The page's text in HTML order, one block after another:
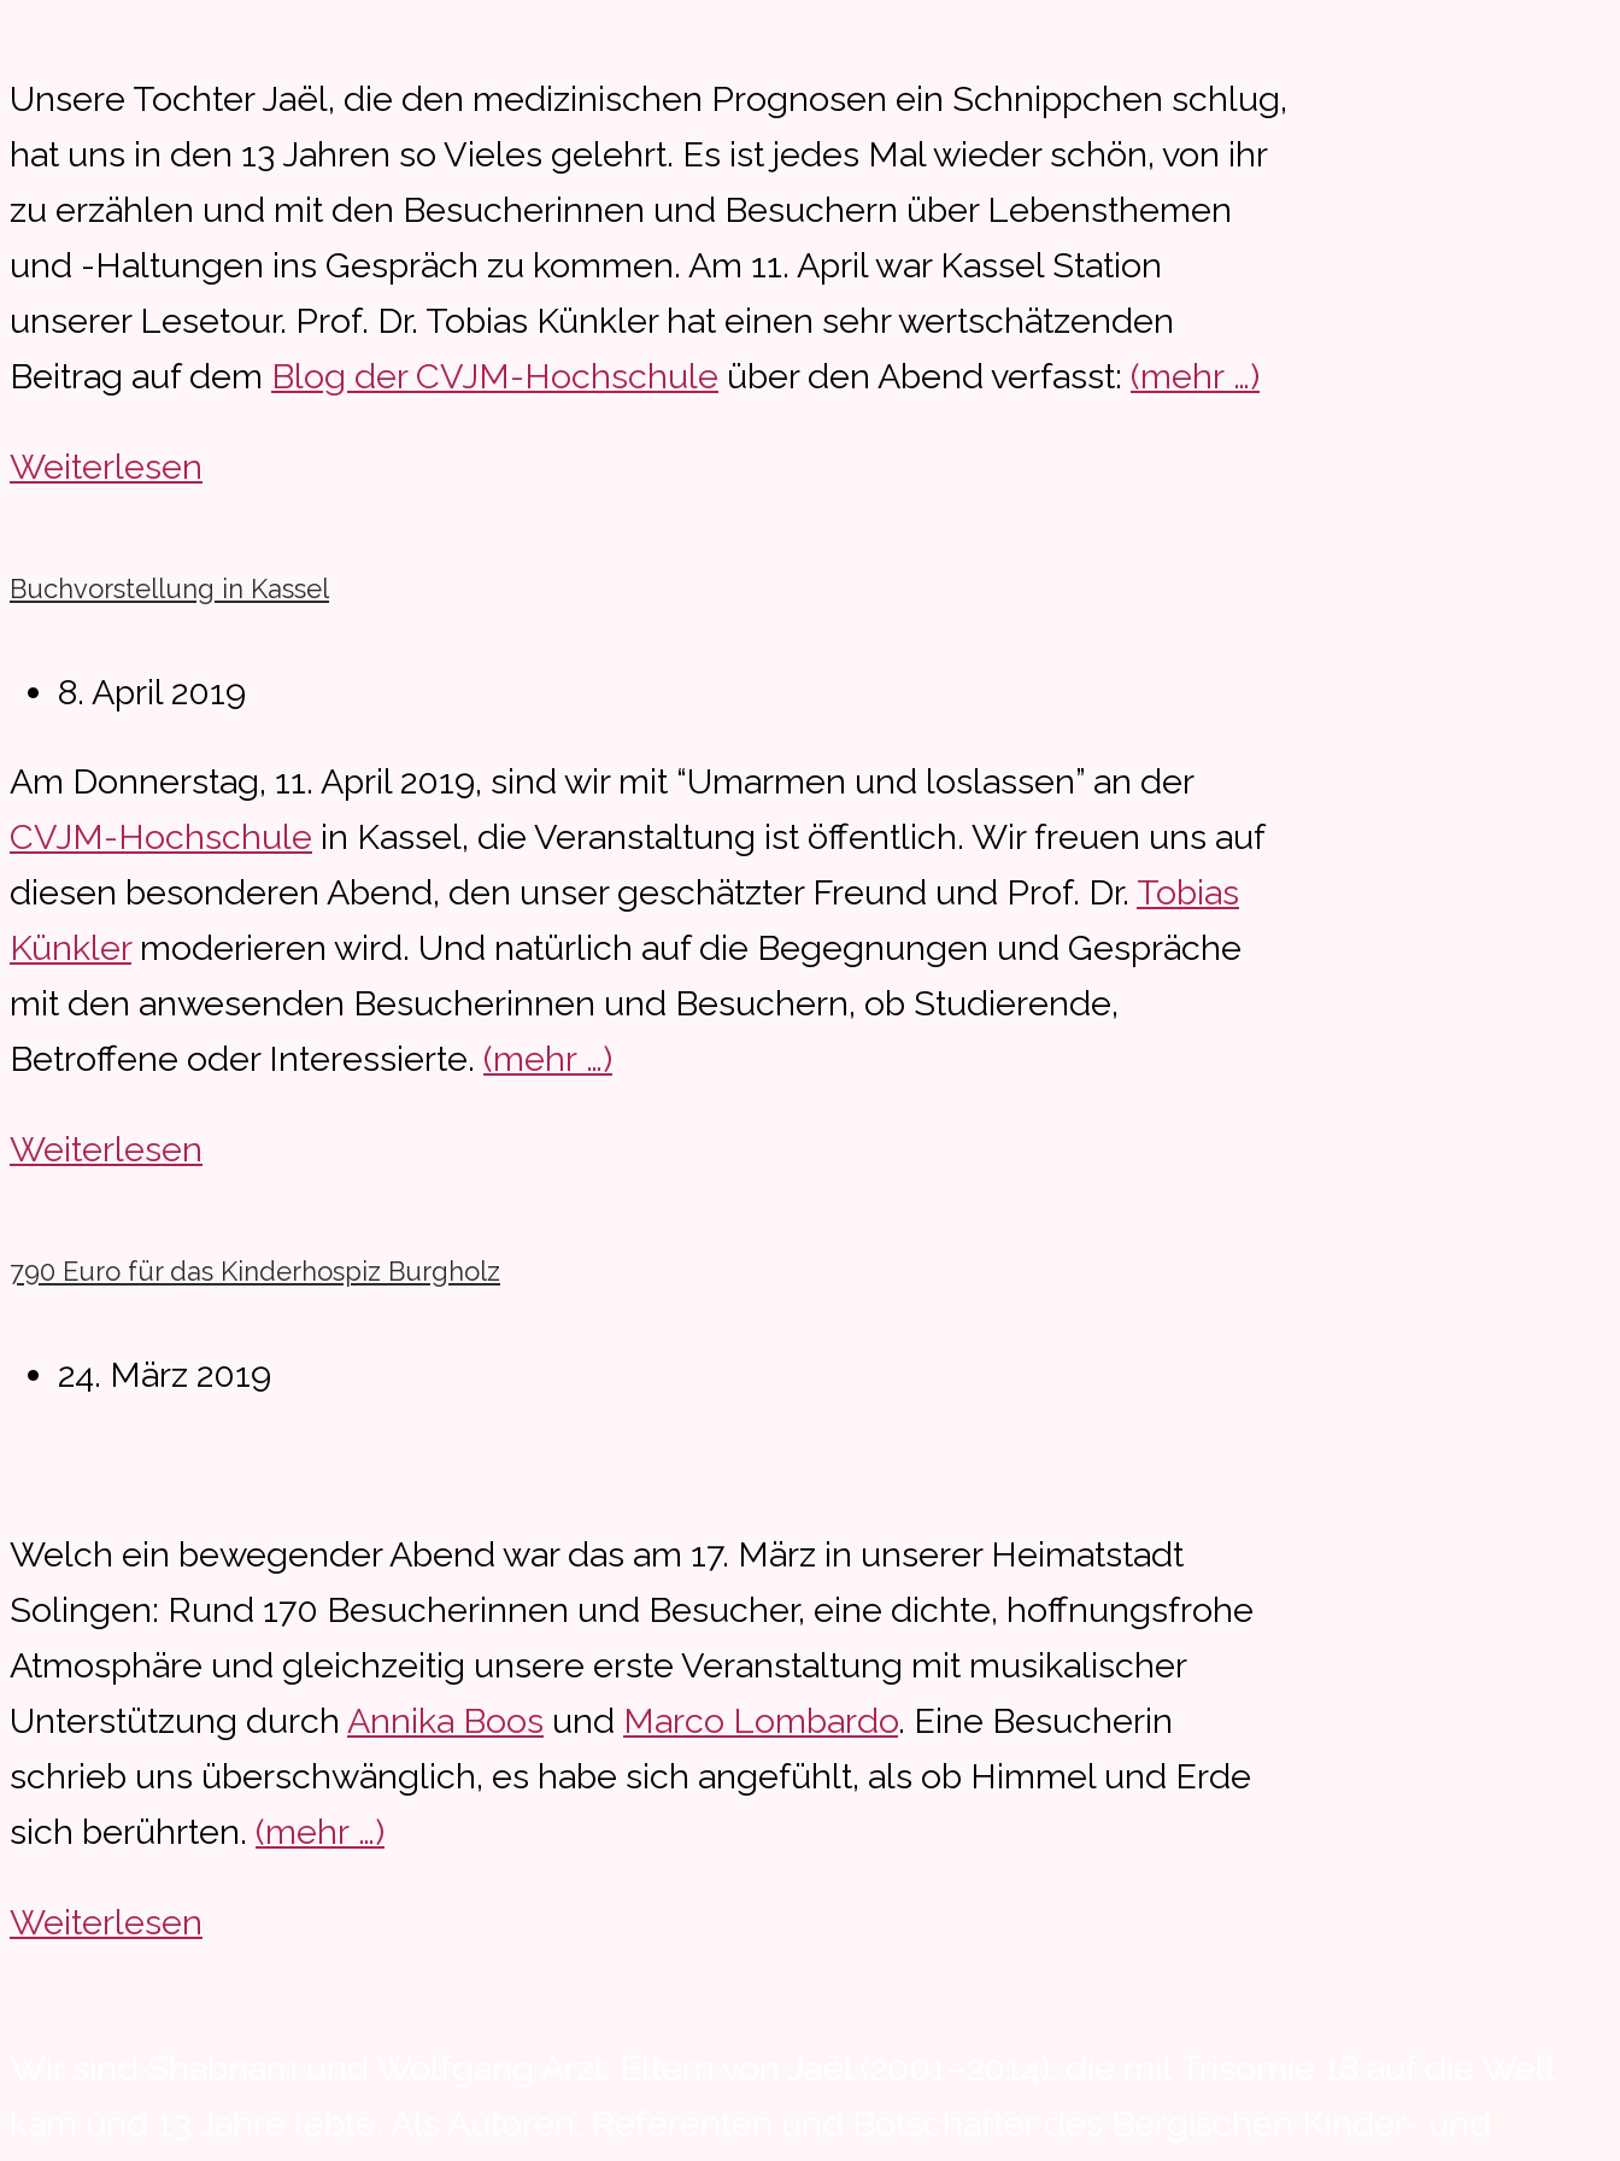
Unsere Tochter Jaël, die den medizinischen Prognosen ein Schnippchen schlug,
hat uns in den 13 Jahren so Vieles gelehrt. Es ist jedes Mal wieder schön, von ihr
zu erzählen und mit den Besucherinnen und Besuchern über Lebensthemen
und -Haltungen ins Gespräch zu kommen. Am 11. April war Kassel Station
unserer Lesetour. Prof. Dr. Tobias Künkler hat einen sehr wertschätzenden
Beitrag auf dem Blog der CVJM-Hochschule über den Abend verfasst: (mehr …)
Weiterlesen
in
Buchvorstellung in Kassel
Beitrag
8. April 2019
Am Donnerstag, 11. April 2019, sind wir mit “Umarmen und loslassen” an der
CVJM-Hochschule in Kassel, die Veranstaltung ist öffentlich. Wir freuen uns auf
diesen besonderen Abend, den unser geschätzter Freund und Prof. Dr. Tobias
Künklermoderieren wird. Und natürlich auf die Begegnungen und Gespräche
mit den anwesenden Besucherinnen und Besuchern, ob Studierende,
Betroffene oder Interessierte. (mehr …)
Weiterlesen
Kassel
790 Euro für das Kinderhospiz Burgholz
Beitrag
24. März 2019
Welch ein bewegender Abend war das am 17. März in unserer Heimatstadt
Solingen: Rund 170 Besucherinnen und Besucher, eine dichte, hoffnungsfrohe
Atmosphäre und gleichzeitig unsere erste Veranstaltung mit musikalischer
Unterstützung durch Annika Boos und Marco Lombardo. Eine Besucherin
schrieb uns überschwänglich, es habe sich angefühlt, als ob Himmel und Erde
sich berührten. (mehr …)
Weiterlesen